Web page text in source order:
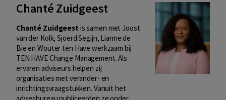
Chanté Zuidgeest
Chanté Zuidgeest is samen met Joost
van der Kolk, Sjoerd Segijn, Lianne de
Bie en Wouter ten Have werkzaam bij
TEN HAVE Change Management. Als
ervaren adviseurs helpen zij
organisaties met verander- en
inrichtingsvraagstukken. Vanuit het